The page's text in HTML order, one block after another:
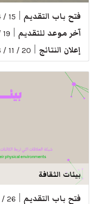
فتح باب التقديم 15 / 4 / 2026
آخر موعد للتقديم 19 / 6 / 2026
إعلان النتائج 20 / 11 / 2026
بيئات الثقافة
فتح باب التقديم 26 / 1 / 2026